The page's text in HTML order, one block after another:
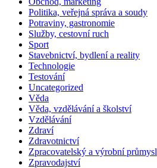
Politika, veřejná správa a soudy
Potraviny, gastronomie
Služby, cestovní ruch
Sport
Stavebnictví, bydlení a reality
Technologie
Testování
Uncategorized
Věda
Věda, vzdělávání a školství
Vzdělávání
Zdraví
Zdravotnictví
Zpracovatelský a výrobní průmysl
Zpravodajství